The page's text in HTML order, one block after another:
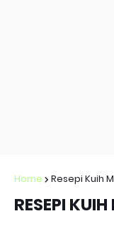
Home Resepi Kuih
RESEPI